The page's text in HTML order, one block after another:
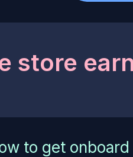
store
to get